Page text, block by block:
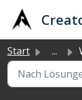
Zum
Start ...